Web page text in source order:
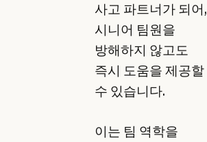
사고 파트너가 되어,
시니어 팀원을
방해하지 않고도
즉시 도움을 제공할
수 있습니다.
이는 팀 역학을